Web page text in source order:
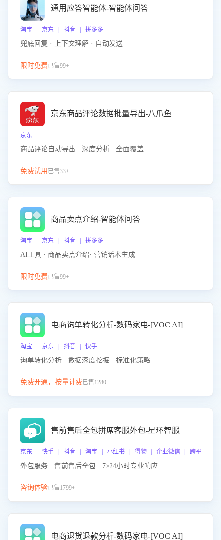
通用应答智能体-智能体问答
淘宝 | 京东 | 抖音 | 拼多多
兜底回复 · 上下文理解 · 自动发送
限时免费已售99+
京东商品评论数据批量导出-八爪鱼
京东
商品评论自动导出 · 深度分析 · 全面覆盖
免费试用 已售33+
商品卖点介绍-智能体问答
淘宝 | 京东 | 抖音 | 拼多多
AI工具 · 商品卖点介绍· 营销话术生成
限时免费已售99+
电商询单转化分析-数码家电-[VOC AI]
淘宝 | 京东 | 抖音 | 快手
询单转化分析 · 数据深度挖掘 · 标准化策略
免费开通，按量计费已售1280+
售前售后全包拼席客服外包-星环智服
京东 | 快手 | 抖音 | 淘宝 | 小红书 | 得物 | 企业微信 | 跨平台
外包服务 · 售前售后全包 · 7×24小时专业响应
咨询体验已售1799+
电商退货退款分析-数码家电-[VOC AI]